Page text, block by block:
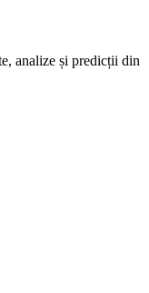
analize și predicții din